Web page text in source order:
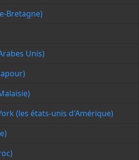
Bretagne)
Unis)
(les états-unis d'Amérique)